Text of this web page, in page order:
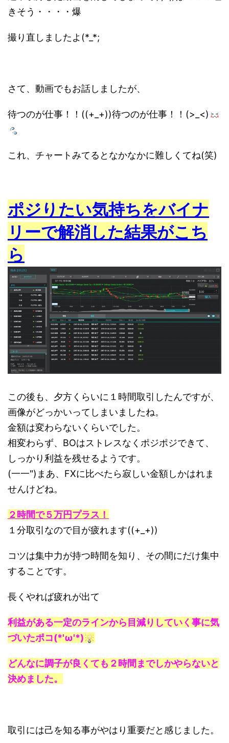
きそう・・・・爆
撮り直しましたよ(*_*;
さて、動画でもお話しましたが、
待つのが仕事！！((+_+))待つのが仕事！！(>_<)
これ、チャートみてるとなかなかに難しくてね(笑)
ポジりたい気持ちをバイナ
リーで解消した結果がこち
ら
この後も、夕方くらいに１時間取引したんですが、
画像がどっかいってしまいましたね。
金額は変わらないくらいでした。
相変わらず、BOはストレスなくポジポジできて、
しっかり利益を残せるようです。
(一一")まあ、FXに比べたら寂しい金額しかはれま
せんけどね。
２時間で５万円プラス！
１分取引なので目が疲れます((+_+))
コツは集中力が持つ時間を知り、その間にだけ集中
することです。
長くやれば疲れが出て
利益がある一定のラインから目減りしていく事に気
づいたポコ(*'ω'*)
どんなに調子が良くても２時間までしかやらないと
決めました。
取引には己を知る事がやはり重要だと感じました。